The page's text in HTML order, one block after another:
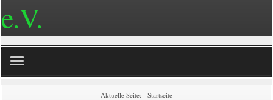
e.V.
Aktuelle Seite: Startseite